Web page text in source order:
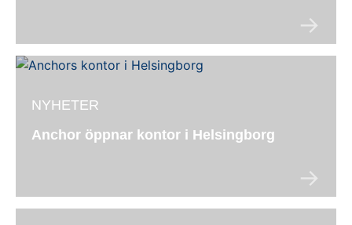
NYHETER
Anchor öppnar kontor i Helsingborg